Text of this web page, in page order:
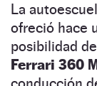
La
ofreció hace
posibilidad
Ferrari 360